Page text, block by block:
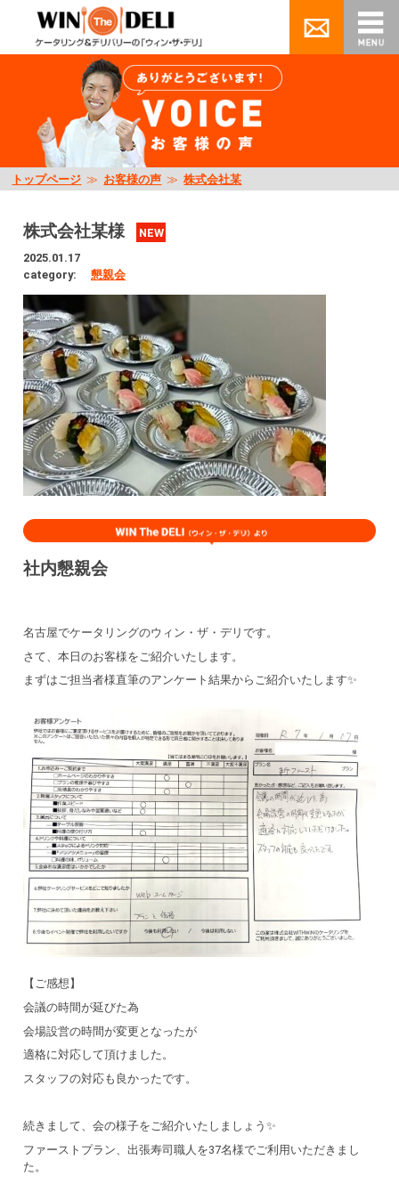
トップページ ≫ お客様の声 ≫株式会社某
株式会社某様
NEW
2025.01.17
category:
懇親会
社内懇親会
名古屋でケータリングのウィン・ザ・デリです。
さて、本日のお客様をご紹介いたします。
まずはご担当者様直筆のアンケート結果からご紹介いたします✨
【ご感想】
会議の時間が延びた為
会場設営の時間が変更となったが
適格に対応して頂けました。
スタッフの対応も良かったです。
続きまして、会の様子をご紹介いたしましょう✨
ファーストプラン、出張寿司職人を37名様でご利用いただきまし
た。